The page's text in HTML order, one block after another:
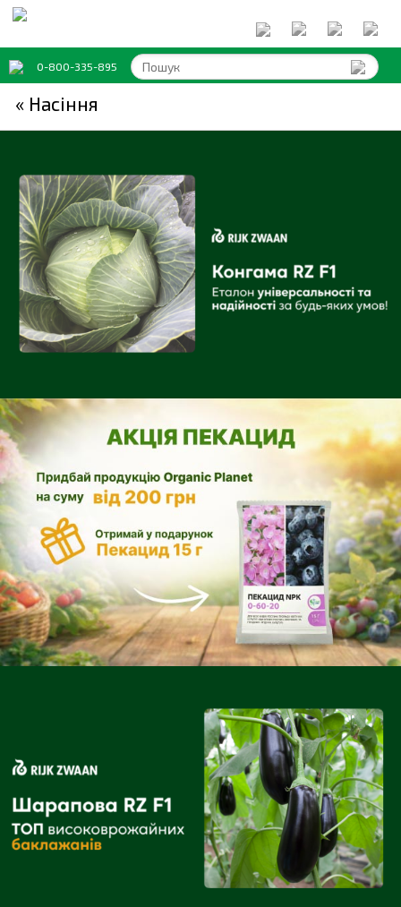
0-800-335-895
« Насіння